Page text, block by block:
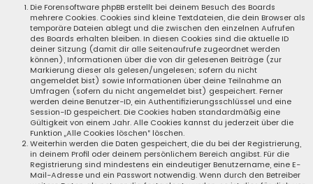
Die Forensoftware phpBB erstellt bei deinem Besuch des Boards
mehrere Cookies. Cookies sind kleine Textdateien, die dein Browser als
temporäre Dateien ablegt und die zwischen den einzelnen Aufrufen
des Boards erhalten bleiben. In diesen Cookies sind die aktuelle ID
deiner Sitzung (damit dir alle Seitenaufrufe zugeordnet werden
können), Informationen über die von dir gelesenen Beiträge (zur
Markierung dieser als gelesen/ungelesen; sofern du nicht
angemeldet bist) sowie Informationen über deine Teilnahme an
Umfragen (sofern du nicht angemeldet bist) gespeichert. Ferner
werden deine Benutzer-ID, ein Authentifizierungsschlüssel und eine
Session-ID gespeichert. Die Cookies haben standardmäßig eine
Gültigkeit von einem Jahr. Alle Cookies kannst du jederzeit über die
Funktion „Alle Cookies löschen“ löschen.
Weiterhin werden die Daten gespeichert, die du bei der Registrierung,
in deinem Profil oder deinem persönlichem Bereich angibst. Für die
Registrierung sind mindestens ein eindeutiger Benutzername, eine E-
Mail-Adresse und ein Passwort notwendig. Wenn durch den Betreiber